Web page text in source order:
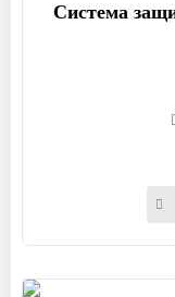
Система